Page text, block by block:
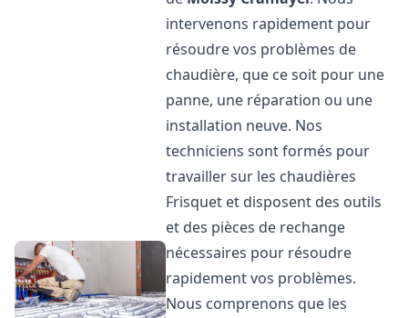
intervenons rapidement pour
résoudre vos problèmes de
chaudière, que ce soit pour une
panne, une réparation ou une
installation neuve. Nos
techniciens sont formés pour
travailler sur les chaudières
Frisquet et disposent des outils
et des pièces de rechange
nécessaires pour résoudre
rapidement vos problèmes.
Nous comprenons que les